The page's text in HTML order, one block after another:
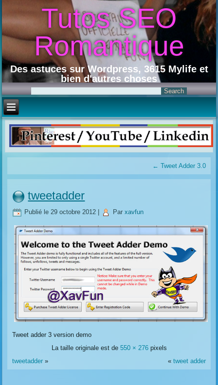
Tutos SEO
Romantique
Des astuces sur Wordpress, 3615 Mylife et
bien d'autres choses
← Tweet Adder 3.0
tweetadder
Publié le 29 octobre 2012 Par xavfun
Tweet adder 3 version demo
La taille originale est de 550 × 276pixels
tweetadder » « tweet adder